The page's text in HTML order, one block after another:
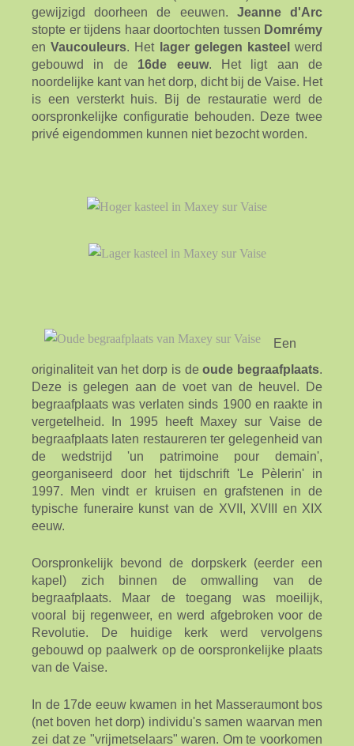
gewijzigd doorheen de eeuwen. Jeanne d'Arc
stopte er tijdens haar doortochten tussen Domrémy
enVaucouleurs. Het lager gelegen kasteel werd
gebouwd in de 16de eeuw. Het ligt aan de
noordelijke kant van het dorp, dicht bij de Vaise. Het
is een versterkt huis. Bij de restauratie werd de
oorspronkelijke configuratie behouden. Deze twee
privé eigendommen kunnen niet bezocht worden.
Een
originaliteit van het dorp is deoude begraafplaats.
Deze is gelegen aan de voet van de heuvel. De
begraafplaats was verlaten sinds 1900 en raakte in
vergetelheid. In 1995 heeft Maxey sur Vaise de
begraafplaats laten restaureren ter gelegenheid van
de wedstrijd 'un patrimoine pour demain',
georganiseerd door het tijdschrift 'Le Pèlerin' in
1997. Men vindt er kruisen en grafstenen in de
typische funeraire kunst van de XVII, XVIII en XIX
eeuw.
Oorspronkelijk bevond de dorpskerk (eerder een
kapel) zich binnen de omwalling van de
begraafplaats. Maar de toegang was moeilijk,
vooral bij regenweer, en werd afgebroken voor de
Revolutie. De huidige kerk werd vervolgens
gebouwd op paalwerk op de oorspronkelijke plaats
van de Vaise.
In de 17de eeuw kwamen in het Masseraumont bos
(net boven het dorp) individu's samen waarvan men
zei dat ze "vrijmetselaars" waren. Om te voorkomen